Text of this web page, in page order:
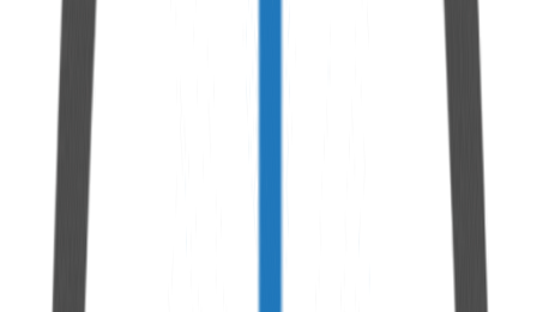
Nex OilScan PLUS
Ver Producto
Nex OilScan POP
Ver Producto